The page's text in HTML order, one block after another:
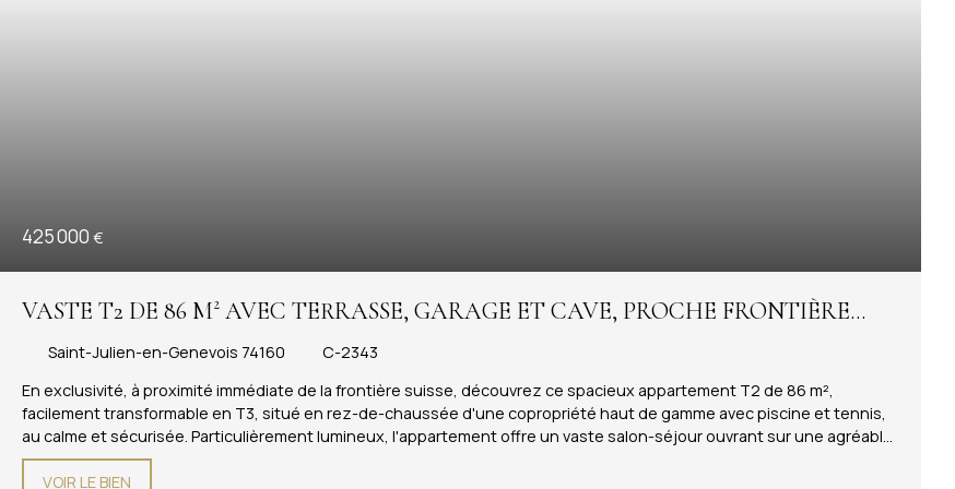
425 000 €
VASTE T2 DE 86 M² AVEC TERRASSE, GARAGE ET CAVE, PROCHE FRONTIÈRE
SUISSE
Saint-Julien-en-Genevois 74160
C-2343
En exclusivité, à proximité immédiate de la frontière suisse, découvrez ce spacieux appartement T2 de 86 m²,
facilement transformable en T3, situé en rez-de-chaussée d'une copropriété haut de gamme avec piscine et tennis,
au calme et sécurisée. Particulièrement lumineux, l'appartement offre un vaste salon-séjour ouvrant sur une agréable
terrasse, idéale pour profiter des beaux jours. La cuisine indépendante, entièrement aménagée et équipée, dispose
de tout le confort nécessaire. Le logement comprend notamment un lave-linge, un sèche-linge ainsi que de
VOIR LE BIEN